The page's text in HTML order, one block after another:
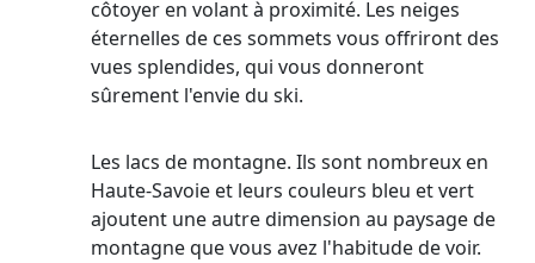
côtoyer en volant à proximité. Les neiges
éternelles de ces sommets vous offriront des
vues splendides, qui vous donneront
sûrement l'envie du ski.
Les lacs de montagne. Ils sont nombreux en
Haute-Savoie et leurs couleurs bleu et vert
ajoutent une autre dimension au paysage de
montagne que vous avez l'habitude de voir.